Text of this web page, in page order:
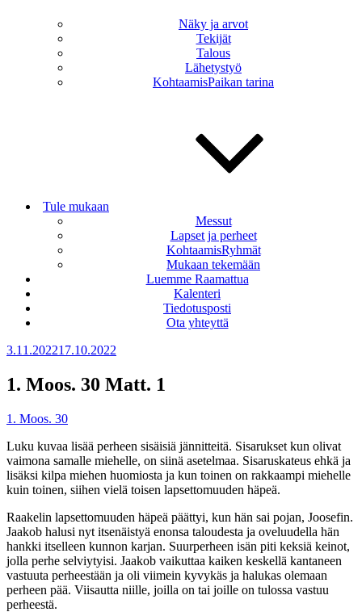
Näky ja arvot
Tekijät
Talous
Lähetystyö
KohtaamisPaikan tarina
Tule mukaan
Messut
Lapset ja perheet
KohtaamisRyhmät
Mukaan tekemään
Luemme Raamattua
Kalenteri
Tiedotusposti
Ota yhteyttä
Julkaistu
3.11.202217.10.2022
1. Moos. 30 Matt. 1
1. Moos. 30
Luku kuvaa lisää perheen sisäisiä jännitteitä. Sisarukset kun olivat
vaimona samalle miehelle, on siinä asetelmaa. Sisaruskateus ehkä ja
lisäksi kilpa miehen huomiosta ja kun toinen on rakkaampi miehelle
kuin toinen, siihen vielä toisen lapsettomuuden häpeä.
Raakelin lapsettomuuden häpeä päättyi, kun hän sai pojan, Joosefin.
Jaakob halusi nyt itsenäistyä enonsa taloudesta ja oveluudella hän
hankki itselleen kunnon karjan. Suurperheen isän piti keksiä keinot,
jolla perhe selviytyisi. Jaakob vaikuttaa kaiken keskellä kantaneen
vastuuta perheestään ja oli viimein kyvykäs ja halukas olemaan
perheen pää. Viisautta niille, joilla on tai joille on tulossa vastuu
perheestä.